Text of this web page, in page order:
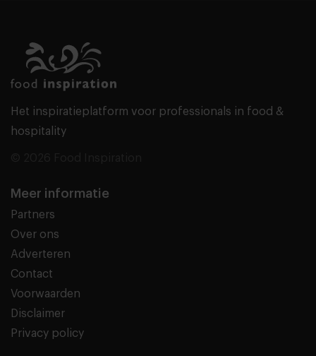
Het inspiratieplatform voor professionals in food &
hospitality
Meer informatie
Partners
Over ons
Adverteren
Contact
Voorwaarden
Disclaimer
Privacy policy